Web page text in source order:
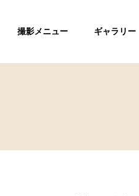
撮影メニュー ギャラリー